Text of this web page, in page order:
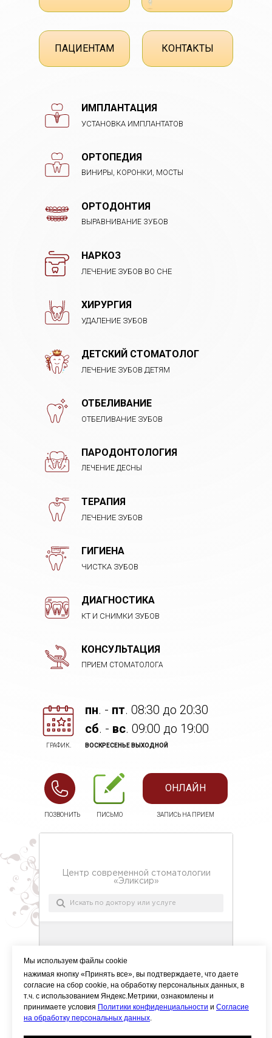
ПАЦИЕНТАМ КОНТАКТЫ
ПИСЬМО
ПОЗВОНИТЬ ЗАПИСЬ НА ПРИЕМ
ОНЛАЙН
ГРАФИК. ВОСКРЕСЕНЬЕ ВЫХОДНОЙ
пн. - пт. 08:30 до 20:30
cб. - вс. 09:00 до 19:00
ПРИЕМ СТОМАТОЛОГА
КОНСУЛЬТАЦИЯ
КТ И СНИМКИ ЗУБОВ
ДИАГНОСТИКА
ЧИСТКА ЗУБОВ
ГИГИЕНА
ТЕРАПИЯ
ЛЕЧЕНИЕ ЗУБОВ
ЛЕЧЕНИЕ ДЕСНЫ
ПАРОДОНТОЛОГИЯ
ОТБЕЛИВАНИЕ ЗУБОВ
ОТБЕЛИВАНИЕ
ЛЕЧЕНИЕ ЗУБОВ ДЕТЯМ
ДЕТСКИЙ СТОМАТОЛОГ
УДАЛЕНИЕ ЗУБОВ
ХИРУРГИЯ
ЛЕЧЕНИЕ ЗУБОВ ВО СНЕ
НАРКОЗ
ОРТОДОНТИЯ
ВЫРАВНИВАНИЕ ЗУБОВ
ВИНИРЫ, КОРОНКИ, МОСТЫ
ОРТОПЕДИЯ
УСТАНОВКА ИМПЛАНТАТОВ
ИМПЛАНТАЦИЯ
Мы используем файлы cookie
нажимая кнопку «Принять все», вы подтверждаете, что даете
согласие на сбор cookie, на обработку персональных данных, в
т.ч. с использованием Яндекс.Метрики, ознакомлены и
принимаете условия Политики конфиденциальности и Согласие
на обработку персональных данных